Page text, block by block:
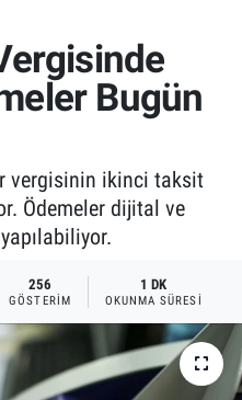
Bugün
vergisinin ikinci taksit
Ödemeler dijital ve
256
GÖSTERIM
1 DK
OKUNMA SÜRESI